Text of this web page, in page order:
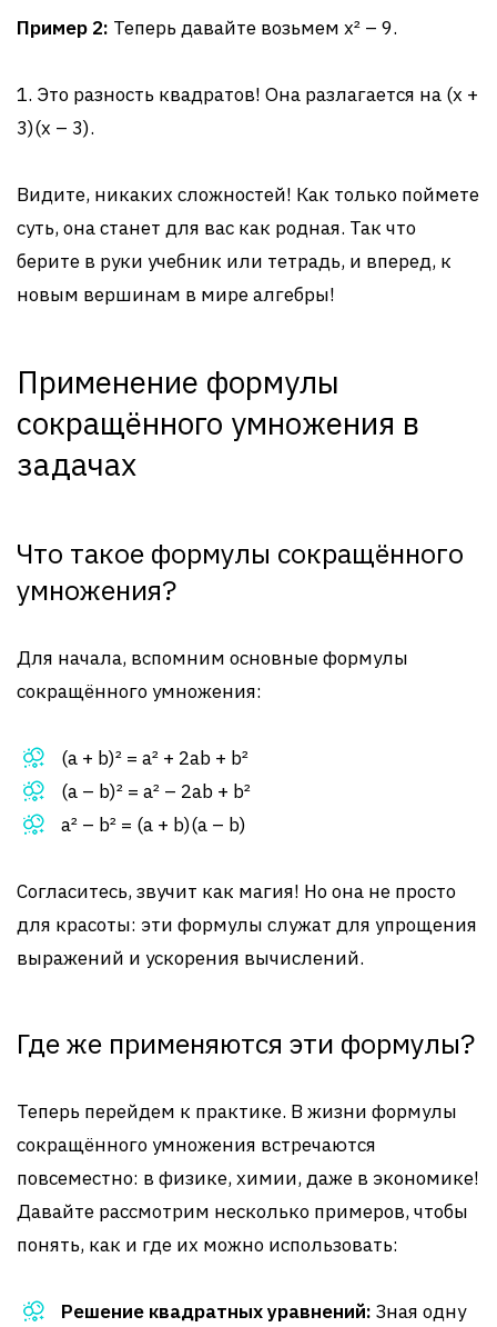
Пример 2: Теперь давайте возьмем x² – 9.
1. Это разность квадратов! Она разлагается на (x +
3)(x – 3).
Видите, никаких сложностей! Как только поймете
суть, она станет для вас как родная. Так что
берите в руки учебник или тетрадь, и вперед, к
новым вершинам в мире алгебры!
Применение формулы
сокращённого умножения в
задачах
Что такое формулы сокращённого
умножения?
Для начала, вспомним основные формулы
сокращённого умножения:
(a + b)² = a² + 2ab + b²
(a – b)² = a² – 2ab + b²
a² – b² = (a + b)(a – b)
Согласитесь, звучит как магия! Но она не просто
для красоты: эти формулы служат для упрощения
выражений и ускорения вычислений.
Где же применяются эти формулы?
Теперь перейдем к практике. В жизни формулы
сокращённого умножения встречаются
повсеместно: в физике, химии, даже в экономике!
Давайте рассмотрим несколько примеров, чтобы
понять, как и где их можно использовать:
Решение квадратных уравнений: Зная одну